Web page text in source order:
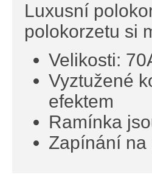
Luxusní
polokorzetu si
Velikosti:
Vyztužené
efektem
Ramínka
Zapínání na